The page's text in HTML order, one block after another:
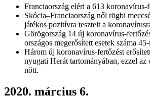
Franciaország eléri a 613 koronavírus-
Skócia–Franciaország női rögbi
játékos pozitívra tesztelt a
Görögország 14 új koronavírus-
országos megerősített esetek száma
Három új koronavírus-fertőzést
nyugati Herát tartományában, ezzel az
nőtt.
2020. március 6.